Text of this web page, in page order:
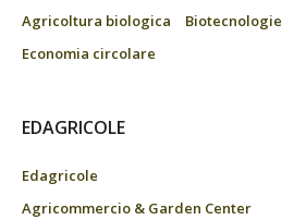
Agricoltura biologica
Biotecnologie
Economia circolare
EDAGRICOLE
Edagricole
Agricommercio & Garden Center